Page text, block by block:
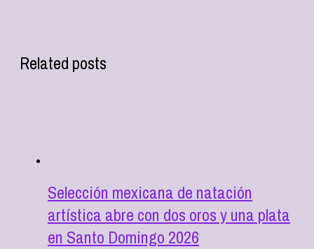
Related posts
Selección mexicana de natación
artística abre con dos oros y una plata
en Santo Domingo 2026